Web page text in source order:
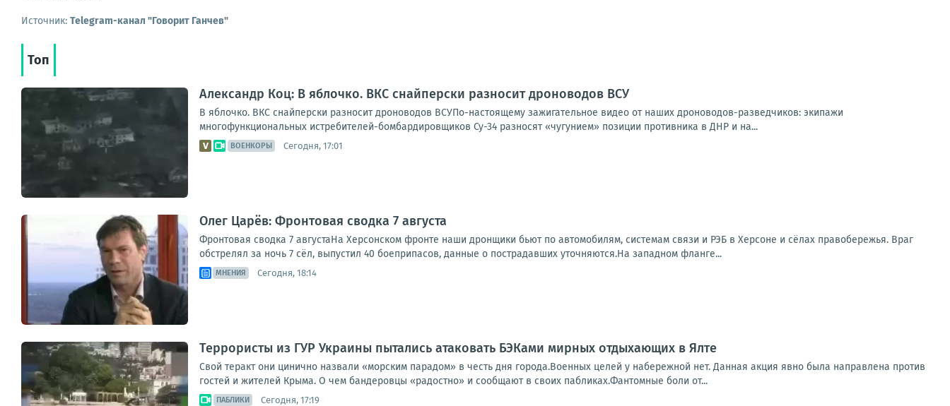
Источник: Telegram-канал "Говорит Ганчев"
Топ
Александр Коц: В яблочко. ВКС снайперски разносит дроноводов ВСУ
В яблочко. ВКС снайперски разносит дроноводов ВСУПо-настоящему зажигательное видео от наших дроноводов-разведчиков: экипажи
многофункциональных истребителей-бомбардировщиков Су-34 разносят «чугунием» позиции противника в ДНР и на...
ВОЕНКОРЫ Сегодня, 17:01
Олег Царёв: Фронтовая сводка 7 августа
Фронтовая сводка 7 августаНа Херсонском фронте наши дронщики бьют по автомобилям, системам связи и РЭБ в Херсоне и сёлах правобережья. Враг
обстрелял за ночь 7 сёл, выпустил 40 боеприпасов, данные о пострадавших уточняются.На западном фланге...
МНЕНИЯ Сегодня, 18:14
Террористы из ГУР Украины пытались атаковать БЭКами мирных отдыхающих в Ялте
Свой теракт они цинично назвали «морским парадом» в честь дня города.Военных целей у набережной нет. Данная акция явно была направлена против
гостей и жителей Крыма. О чем бандеровцы «радостно» и сообщают в своих пабликах.Фантомные боли от...
ПАБЛИКИ Сегодня, 17:19